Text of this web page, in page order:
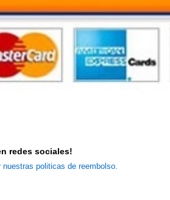
redes sociales!
politicas de reembolso.